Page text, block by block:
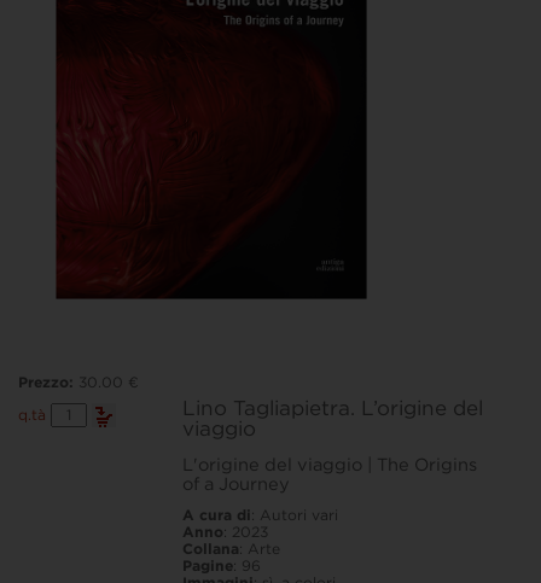
Lino Tagliapietra. L’origine del
viaggio
L'origine del viaggio | The Origins
of a Journey
A cura di: Autori vari
Anno: 2023
Collana: Arte
Pagine: 96
Prezzo: 30.00 €
q.tà
Lino
Tagliapietra.